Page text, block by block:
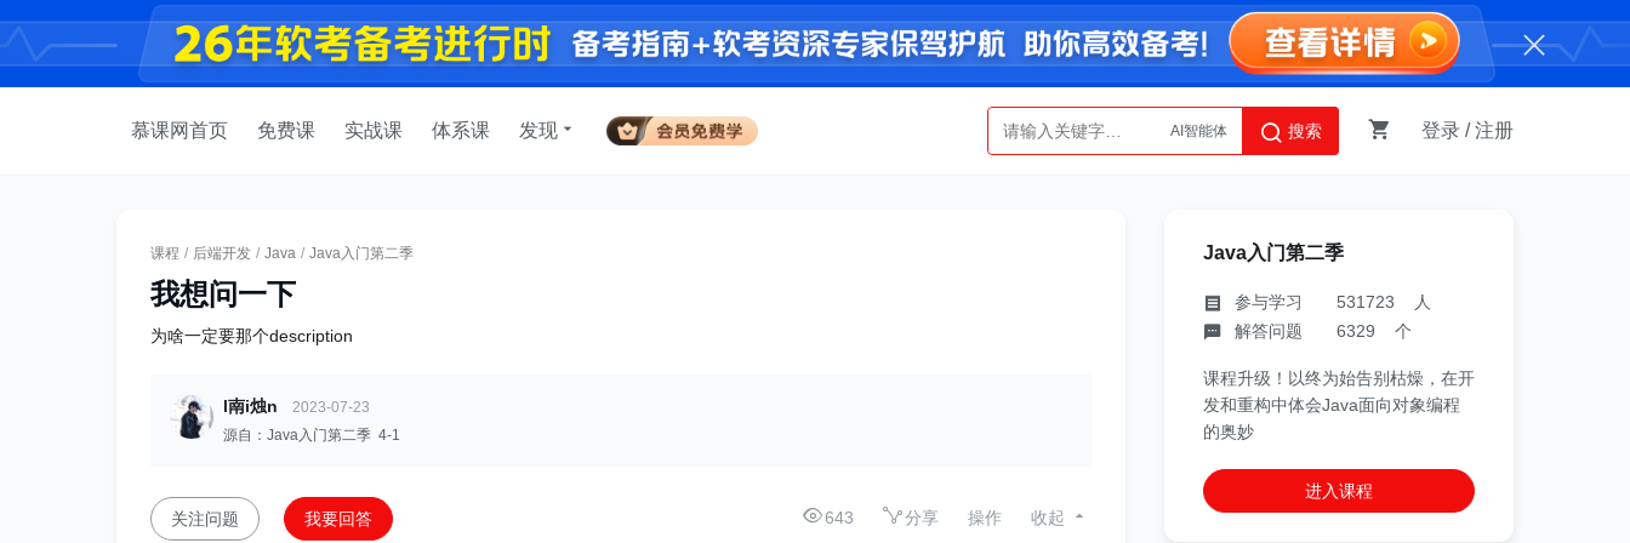
慕课网首页 免费课 实战课 体系课 发现
AI智能体
Python
搜索 登录 /注册
课程 / 后端开发 / Java / Java入门第二季
我想问一下
为啥一定要那个description
l南i烛n
2023-07-23
源自：Java入门第二季 4-1
关注问题 我要回答 643 分享 操作 收起
Java入门第二季
参与学习 531723 人
解答问题 6329 个
课程升级！以终为始告别枯燥，在开
发和重构中体会Java面向对象编程
的奥妙
进入课程